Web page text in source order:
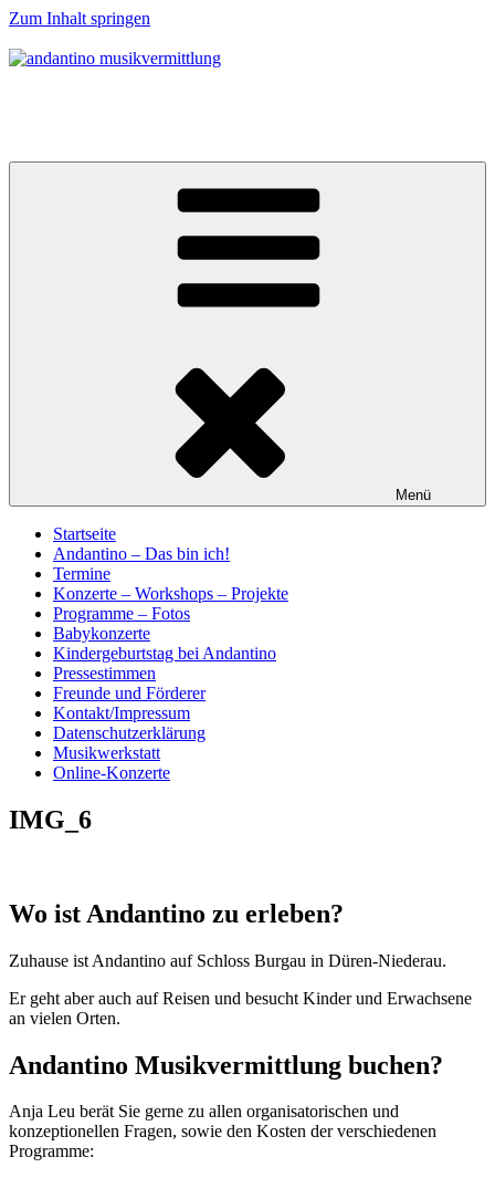
Zum Inhalt springen
Menü
Startseite
Andantino – Das bin ich!
Termine
Konzerte – Workshops – Projekte
Programme – Fotos
Babykonzerte
Kindergeburtstag bei Andantino
Pressestimmen
Freunde und Förderer
Kontakt/Impressum
Datenschutzerklärung
Musikwerkstatt
Online-Konzerte
IMG_6
Wo ist Andantino zu erleben?
Zuhause ist Andantino auf Schloss Burgau in Düren-Niederau.
Er geht aber auch auf Reisen und besucht Kinder und Erwachsene
an vielen Orten.
Andantino Musikvermittlung buchen?
Anja Leu berät Sie gerne zu allen organisatorischen und
konzeptionellen Fragen, sowie den Kosten der verschiedenen
Programme: